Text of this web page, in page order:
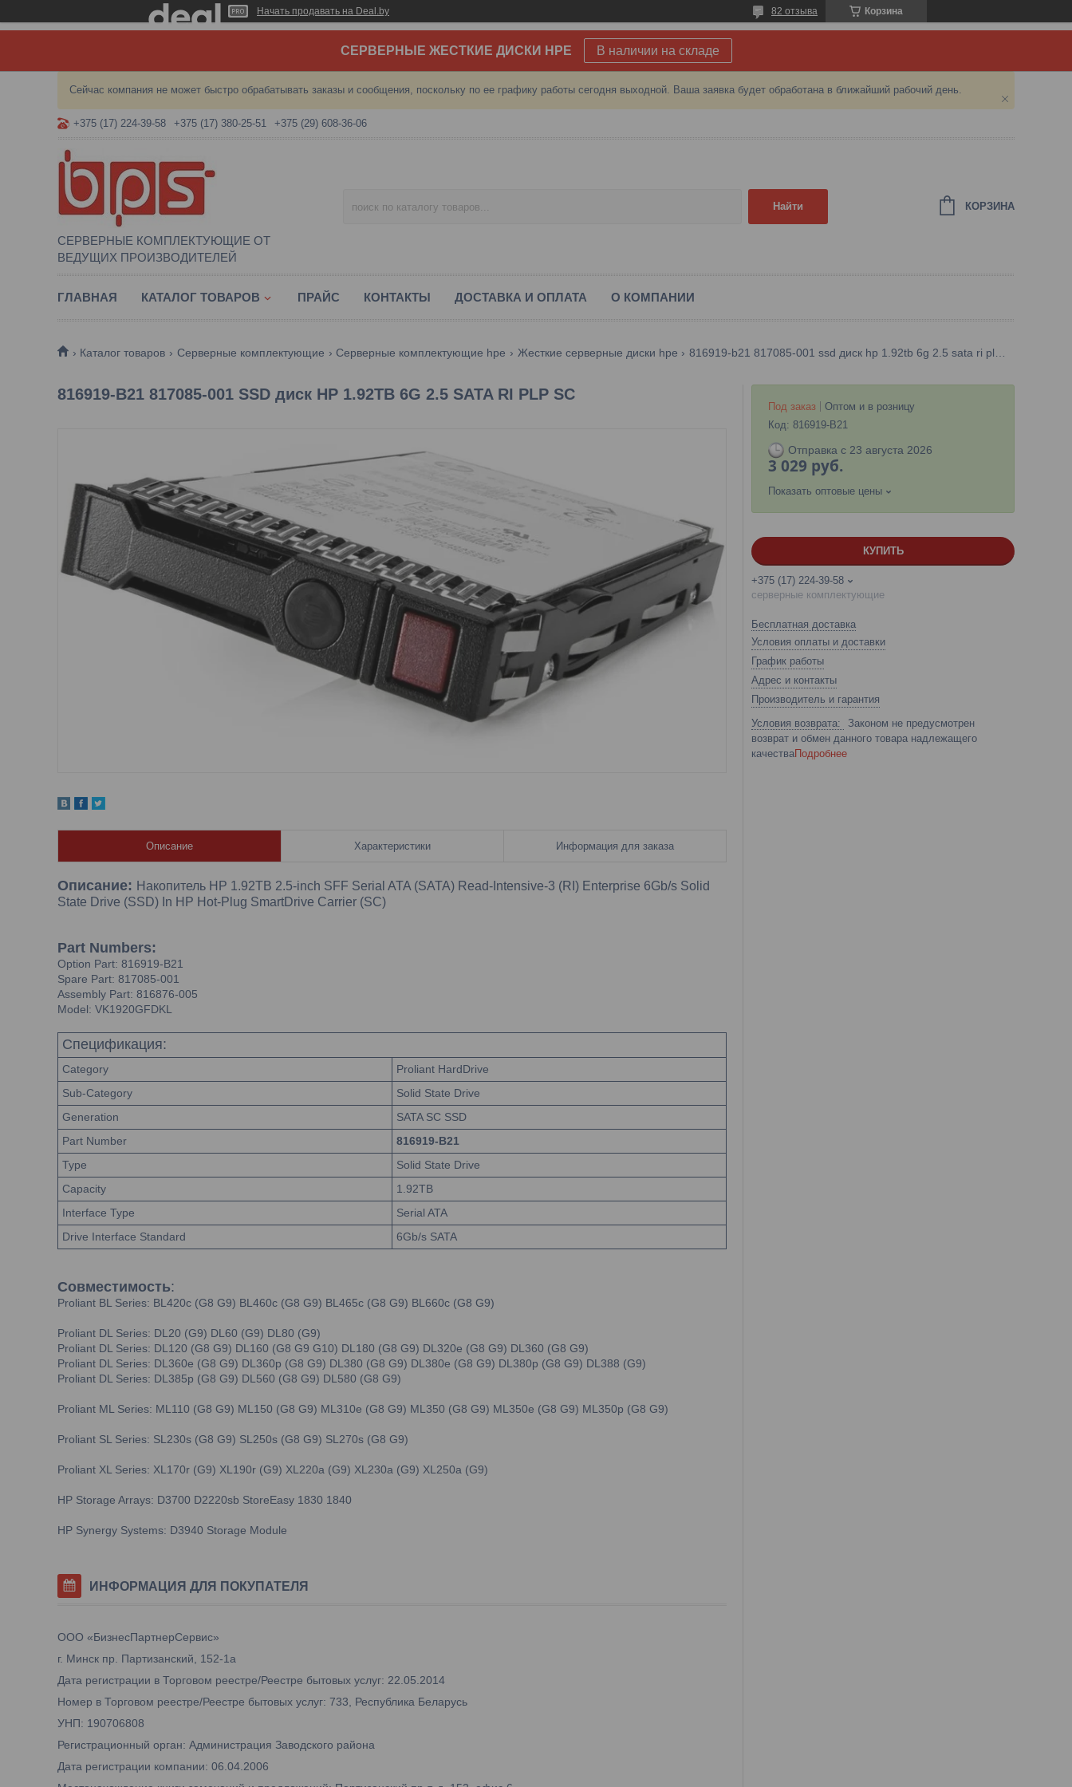
Начать продавать на Deal.by Корзина
82 отзыва
СЕРВЕРНЫЕ ЖЕСТКИЕ ДИСКИ HPE В наличии на складе
Сейчас компания не может быстро обрабатывать заказы и сообщения, поскольку по ее графику работы сегодня выходной. Ваша заявка будет обработана в ближайший рабочий день.
+375 (17) 224-39-58 +375 (17) 380-25-51 +375 (29) 608-36-06
СЕРВЕРНЫЕ КОМПЛЕКТУЮЩИЕ ОТ
ВЕДУЩИХ ПРОИЗВОДИТЕЛЕЙ
Найти КОРЗИНА
ГЛАВНАЯ КАТАЛОГ ТОВАРОВ ПРАЙС КОНТАКТЫ ДОСТАВКА И ОПЛАТА О КОМПАНИИ
Каталог товаров Серверные комплектующие Серверные комплектующие hpe Жесткие серверные диски hpe
816919-B21 817085-001 SSD диск HP 1.92TB 6G 2.5 SATA RI PLP SC
Описание Характеристики Информация для заказа
Описание: Накопитель HP 1.92TB 2.5-inch SFF Serial ATA (SATA) Read-Intensive-3 (RI) Enterprise 6Gb/s Solid
State Drive (SSD) In HP Hot-Plug SmartDrive Carrier (SC)
Part Numbers:
Option Part: 816919-B21
Spare Part: 817085-001
Assembly Part: 816876-005
Model: VK1920GFDKL
Спецификация:
Category
Proliant HardDrive
Sub-Category
Solid State Drive
Generation
SATA SC SSD
Part Number
816919-B21
Type
Solid State Drive
Capacity
1.92TB
Interface Type
Serial ATA
Drive Interface Standard
6Gb/s SATA
Совместимость:
Proliant BL Series: BL420c (G8 G9) BL460c (G8 G9) BL465c (G8 G9) BL660c (G8 G9)
Proliant DL Series: DL20 (G9) DL60 (G9) DL80 (G9)
Proliant DL Series: DL120 (G8 G9) DL160 (G8 G9 G10) DL180 (G8 G9) DL320e (G8 G9) DL360 (G8 G9)
Proliant DL Series: DL360e (G8 G9) DL360p (G8 G9) DL380 (G8 G9) DL380e (G8 G9) DL380p (G8 G9) DL388 (G9)
Proliant DL Series: DL385p (G8 G9) DL560 (G8 G9) DL580 (G8 G9)
Proliant ML Series: ML110 (G8 G9) ML150 (G8 G9) ML310e (G8 G9) ML350 (G8 G9) ML350e (G8 G9) ML350p (G8 G9)
Proliant SL Series: SL230s (G8 G9) SL250s (G8 G9) SL270s (G8 G9)
Proliant XL Series: XL170r (G9) XL190r (G9) XL220a (G9) XL230a (G9) XL250a (G9)
HP Storage Arrays: D3700 D2220sb StoreEasy 1830 1840
HP Synergy Systems: D3940 Storage Module
ИНФОРМАЦИЯ ДЛЯ ПОКУПАТЕЛЯ
ООО «БизнесПартнерСервис»
г. Минск пр. Партизанский, 152-1а
Дата регистрации в Торговом реестре/Реестре бытовых услуг: 22.05.2014
Номер в Торговом реестре/Реестре бытовых услуг: 733, Республика Беларусь
УНП: 190706808
Регистрационный орган: Администрация Заводского района
Дата регистрации компании: 06.04.2006
Под заказ
Оптом и в розницу
Код: 816919-B21
Отправка с 23 августа 2026
3 029 руб.
Показать оптовые цены
КУПИТЬ
+375 (17) 224-39-58
серверные комплектующие
Бесплатная доставка
Условия оплаты и доставки
График работы
Адрес и контакты
Производитель и гарантия
Законом не предусмотрен
возврат и обмен данного товара надлежащего
качестваПодробнее